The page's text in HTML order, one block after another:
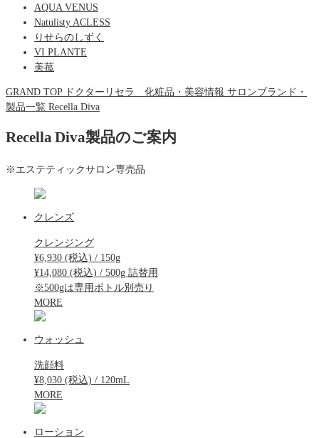
AQUA VENUS
Natulisty ACLESS
りせらのしずく
VI PLANTE
美菰
GRAND TOP ドクターリセラ 化粧品・美容情報 サロンブランド・
製品一覧 Recella Diva
Recella Diva製品のご案内
※エステティックサロン専売品
クレンズ
クレンジング
¥6,930 (税込) / 150g
¥14,080 (税込) / 500g 詰替用
※500gは専用ボトル別売り
MORE
ウォッシュ
洗顔料
¥8,030 (税込) / 120mL
MORE
ローション